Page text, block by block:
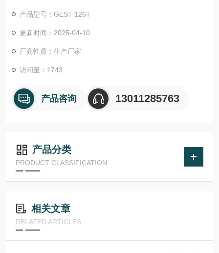
之间测得的电阻最小值。
产品型号：GEST-126T
更新时间：2025-04-10
厂商性质：生产厂家
访问量：1743
产品咨询 13011285763
产品分类
PRODUCT CLASSIFICATION
相关文章
RELATED ARTICLES